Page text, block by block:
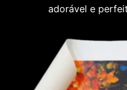
adorável e